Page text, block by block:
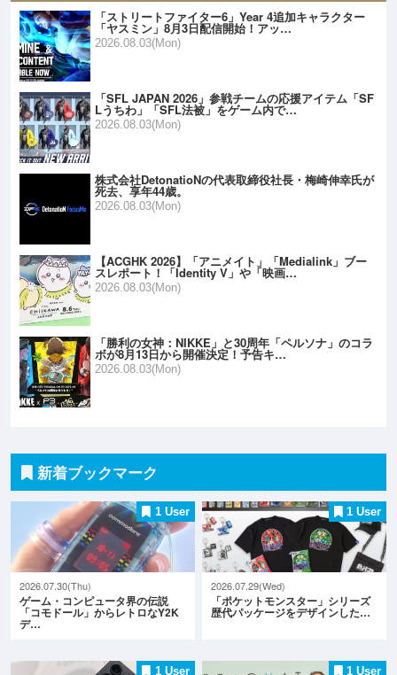
「ストリートファイター6」Year 4追加キャラクター
「ヤスミン」8月3日配信開始！アッ…
2026.08.03(Mon)
「SFL JAPAN 2026」参戦チームの応援アイテム「SF
Lうちわ」「SFL法被」をゲーム内で…
2026.08.03(Mon)
株式会社DetonatioNの代表取締役社長・梅崎伸幸氏が
死去、享年44歳。
2026.08.03(Mon)
【ACGHK 2026】「アニメイト」「Medialink」ブー
スレポート！「Identity V」や「映画…
2026.08.03(Mon)
「勝利の女神：NIKKE」と30周年「ペルソナ」のコラ
ボが8月13日から開催決定！予告キ…
2026.08.03(Mon)
新着ブックマーク
1 User
2026.07.30(Thu)
ゲーム・コンピュータ界の伝説
「コモドール」からレトロなY2K
デ…
1 User
2026.07.29(Wed)
「ポケットモンスター」シリーズ
歴代パッケージをデザインした…
1 User 1 User